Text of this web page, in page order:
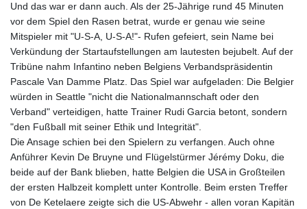
Und das war er dann auch. Als der 25-Jährige rund 45 Minuten
vor dem Spiel den Rasen betrat, wurde er genau wie seine
Mitspieler mit "U-S-A, U-S-A!"- Rufen gefeiert, sein Name bei
Verkündung der Startaufstellungen am lautesten bejubelt. Auf der
Tribüne nahm Infantino neben Belgiens Verbandspräsidentin
Pascale Van Damme Platz. Das Spiel war aufgeladen: Die Belgier
würden in Seattle "nicht die Nationalmannschaft oder den
Verband" verteidigen, hatte Trainer Rudi Garcia betont, sondern
"den Fußball mit seiner Ethik und Integrität".
Die Ansage schien bei den Spielern zu verfangen. Auch ohne
Anführer Kevin De Bruyne und Flügelstürmer Jérémy Doku, die
beide auf der Bank blieben, hatte Belgien die USA in Großteilen
der ersten Halbzeit komplett unter Kontrolle. Beim ersten Treffer
von De Ketelaere zeigte sich die US-Abwehr - allen voran Kapitän